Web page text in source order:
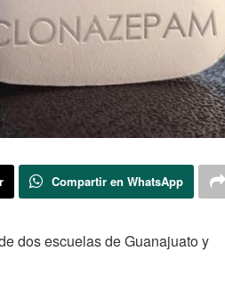
Compartir en WhatsApp
dos escuelas de Guanajuato y